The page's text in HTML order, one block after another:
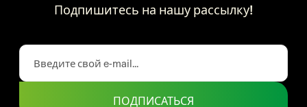
Подпишитесь на нашу рассылку!
ПОДПИСАТЬСЯ